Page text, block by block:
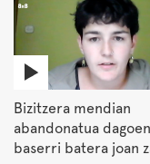
Bizitzera mendian
abandonatua dagoen
baserri batera joan